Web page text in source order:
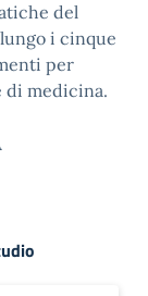
del
i cinque
per
di medicina.